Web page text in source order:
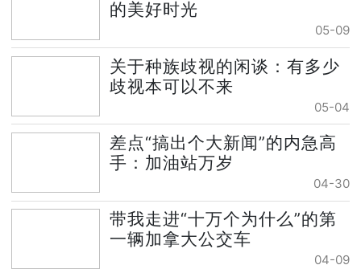
的美好时光
05-09
关于种族歧视的闲谈：有多少
歧视本可以不来
05-04
差点“搞出个大新闻”的内急高
手：加油站万岁
04-30
带我走进“十万个为什么”的第
一辆加拿大公交车
04-09